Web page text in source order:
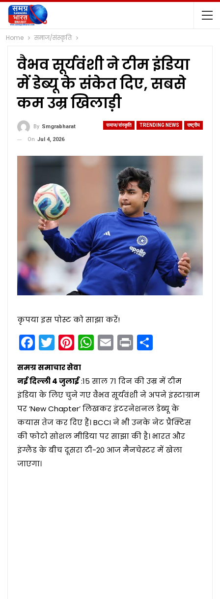
Home समाज/संस्कृति
वैभव सूर्यवंशी ने टीम इंडिया
में डेब्यू के संकेत दिए, सबसे
कम उम्र खिलाड़ी
समाज/संस्कृति TRENDING NEWS राष्ट्रीय
By Smgrabharat
On Jul 4, 2026
कृपया इस पोस्ट को साझा करें!
Facebook
Twitter
Pinterest
WhatsApp
Email
Print
समग्र समाचार सेवा
नई दिल्ली 4 जुलाई:15 साल 71 दिन की उम्र में टीम
इंडिया के लिए चुने गए वैभव सूर्यवंशी ने अपने इंस्टाग्राम
पर ‘New Chapter’ लिखकर इंटरनेशनल डेब्यू के
कयास तेज कर दिए हैं। BCCI ने भी उनके नेट प्रैक्टिस
की फोटो सोशल मीडिया पर साझा की है। भारत और
इंग्लैंड के बीच दूसरा टी-20 आज मैनचेस्टर में खेला
जाएगा।